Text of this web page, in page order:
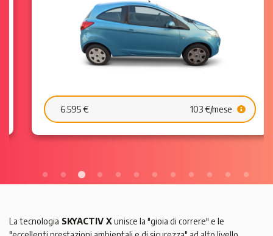
6.595 € 103 €/mese
La tecnologia SKYACTIV Xunisce la "gioia di correre" e le